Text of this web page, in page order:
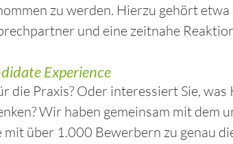
zu werden. Hierzu gehört
und eine zeitnahe
Experience
die Praxis? Oder interessiert Sie,
Wir haben gemeinsam mit
mit über 1.000 Bewerbern zu genau